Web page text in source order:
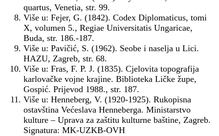
quartus, Venetia, str. 99.
Više u: Fejer, G. (1842). Codex Diplomaticus, tomi
X, volumen 5., Regiae Universitatis Ungaricae,
Buda, str. 186.-187.
Više u: Pavičić, S. (1962). Seobe i naselja u Lici.
HAZU, Zagreb, str. 68.
Više u: Fras, F. P. J. (1835). Cjelovita topografija
karlovačke vojne krajine. Biblioteka Ličke župe,
Gospić. Prijevod 1988., str. 187.
Više u: Henneberg, V. (1920-1925). Rukopisna
ostavština Većeslava Henneberga. Ministarstvo
kulture – Uprava za zaštitu kulturne baštine, Zagreb.
Signatura: MK-UZKB-OVH